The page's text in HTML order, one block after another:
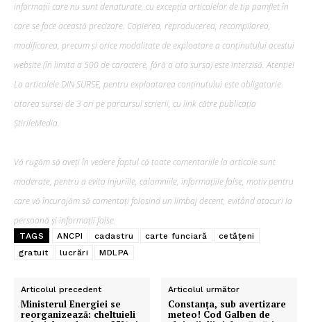
informații care nu sunt denaturate, cu excepția articolelor de tip pamflet în
care se face această precizare. Copierea, reproducerea, recompilarea,
modificarea, precum şi orice modalitate de exploatare a conținutului acestui
website (în limita a 500 de caractere, fără a cita sursa) este interzisă. Atenție!
La articolele DIN SURSE, pentru exploatarea conținutului este obligatorie
citarea sursei de 3 ori pe parcursul scrierii, cu link către publicația
ȘtirileMedia.
Vă rugăm să aveți în vedere faptul că toate comentariile la articole sunt
moderate, pentru a evita injuriile, calomniile, informațiile false, motiv pentru
care vă încurajăm să comentați folosind un limbaj decent, evitând atacuri la
persoană și informații false.
TAGS ANCPI cadastru carte funciară
cetățeni
gratuit
lucrări MDLPA
Articolul precedent
Ministerul Energiei se
reorganizează: cheltuieli
Articolul următor
Constanța, sub avertizare
meteo! Cod Galben de